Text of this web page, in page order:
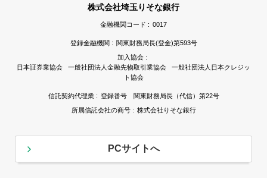
株式会社埼玉りそな銀行
金融機関コード : 0017
登録金融機関 : 関東財務局長(登金)第593号
加入協会 :
日本証券業協会 一般社団法人金融先物取引業協会 一般社団法人日本クレジッ
ト協会
信託契約代理業 : 登録番号 関東財務局長（代信）第22号
所属信託会社の商号 : 株式会社りそな銀行
PCサイトへ